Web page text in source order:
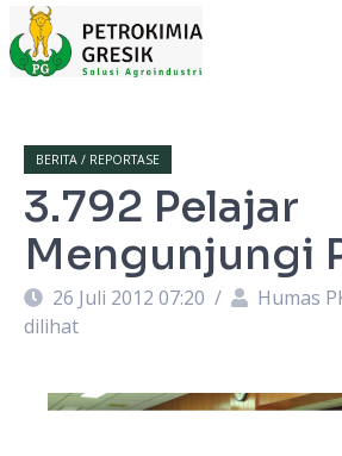
BERITA / REPORTASE
3.792 Pelajar
Mengunjungi
26 Juli 2012 07:20 / Humas
dilihat